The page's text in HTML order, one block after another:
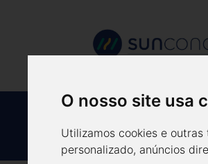
O nosso site usa
Utilizamos cookies e
personalizado, anúncios
FOI